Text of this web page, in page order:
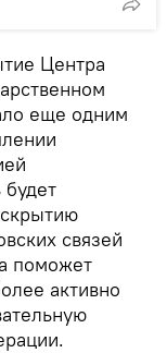
Центра
еще одним
будет
связей
поможет
активно